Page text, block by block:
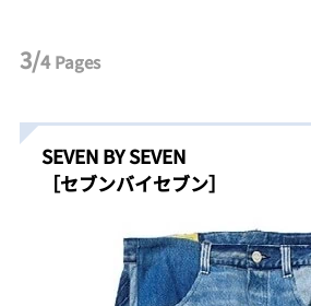
3/4Pages
SEVEN BY SEVEN
［セブンバイセブン］